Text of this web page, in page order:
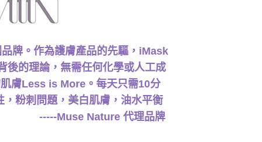
牌。作為護膚產品的先驅，iMask
後的理論，無需任何化學或人工成
膚Less is More。每天只需10分
粉刺問題，美白肌膚，油水平衡
Nature 代理品牌